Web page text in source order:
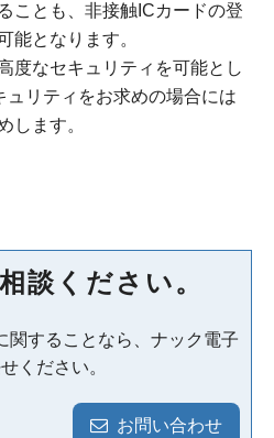
ことも、非接触ICカードの登
能となります。
度なセキュリティを可能とし
リティをお求めの場合には
します。
談ください。
関することなら、ナック電子
ください。
お問い合わせ